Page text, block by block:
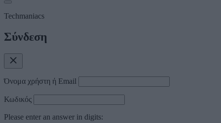
Techmaniacs
Σύνδεση
Όνομα χρήστη ή Email
Κωδικός
Please enter an answer in digits: